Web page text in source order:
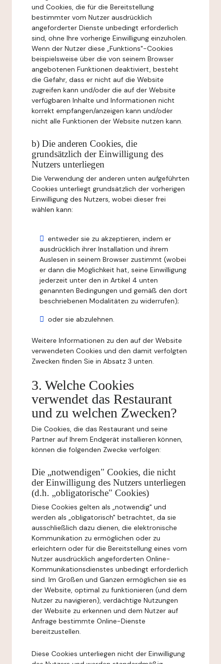
und Cookies, die für die Bereitstellung
bestimmter vom Nutzer ausdrücklich
angeforderter Dienste unbedingt erforderlich
sind, ohne Ihre vorherige Einwilligung einzuholen.
Wenn der Nutzer diese „Funktions"-Cookies
beispielsweise über die von seinem Browser
angebotenen Funktionen deaktiviert, besteht
die Gefahr, dass er nicht auf die Website
zugreifen kann und/oder die auf der Website
verfügbaren Inhalte und Informationen nicht
korrekt empfangen/anzeigen kann und/oder
nicht alle Funktionen der Website nutzen kann.
b) Die anderen Cookies, die
grundsätzlich der Einwilligung des
Nutzers unterliegen
Die Verwendung der anderen unten aufgeführten
Cookies unterliegt grundsätzlich der vorherigen
Einwilligung des Nutzers, wobei dieser frei
wählen kann:
entweder sie zu akzeptieren, indem er
ausdrücklich ihrer Installation und ihrem
Auslesen in seinem Browser zustimmt (wobei
er dann die Möglichkeit hat, seine Einwilligung
jederzeit unter den in Artikel 4 unten
genannten Bedingungen und gemäß den dort
beschriebenen Modalitäten zu widerrufen);
oder sie abzulehnen.
Weitere Informationen zu den auf der Website
verwendeten Cookies und den damit verfolgten
Zwecken finden Sie in Absatz 3 unten.
3. Welche Cookies
verwendet das Restaurant
und zu welchen Zwecken?
Die Cookies, die das Restaurant und seine
Partner auf Ihrem Endgerät installieren können,
können die folgenden Zwecke verfolgen:
Die „notwendigen" Cookies, die nicht
der Einwilligung des Nutzers unterliegen
(d.h. „obligatorische" Cookies)
Diese Cookies gelten als „notwendig" und
werden als „obligatorisch" betrachtet, da sie
ausschließlich dazu dienen, die elektronische
Kommunikation zu ermöglichen oder zu
erleichtern oder für die Bereitstellung eines vom
Nutzer ausdrücklich angeforderten Online-
Kommunikationsdienstes unbedingt erforderlich
sind. Im Großen und Ganzen ermöglichen sie es
der Website, optimal zu funktionieren (und dem
Nutzer zu navigieren), verdächtige Nutzungen
der Website zu erkennen und dem Nutzer auf
Anfrage bestimmte Online-Dienste
bereitzustellen.
Diese Cookies unterliegen nicht der Einwilligung